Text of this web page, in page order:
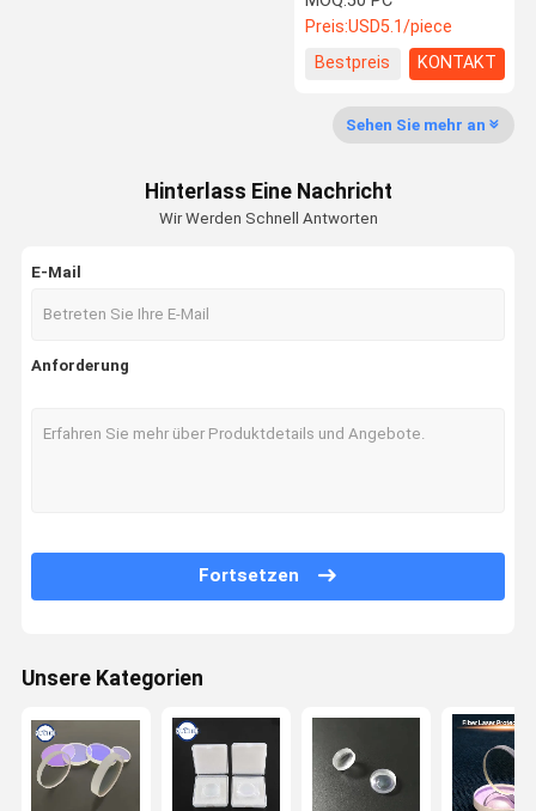
Preis:USD5.1/piece
Bestpreis
KONTAKT
Sehen Sie mehr an
Hinterlass Eine Nachricht
Wir Werden Schnell Antworten
E-Mail
Anforderung
Fortsetzen
Unsere Kategorien